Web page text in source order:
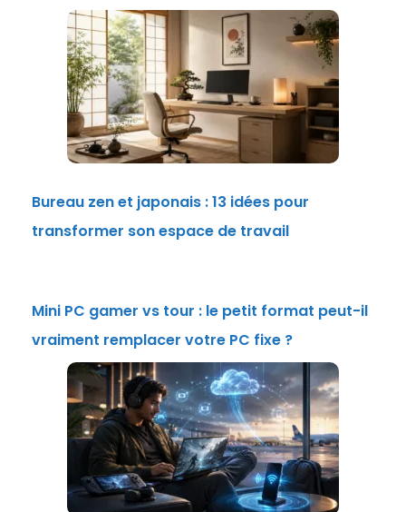
Bureau zen et japonais : 13 idées pour
transformer son espace de travail
Mini PC gamer vs tour : le petit format peut-il
vraiment remplacer votre PC fixe ?